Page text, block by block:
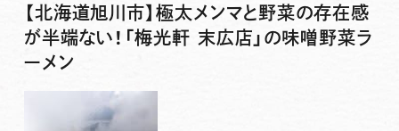
【北海道旭川市】極太メンマと野菜の存在感
が半端ない！「梅光軒 末広店」の味噌野菜ラ
ーメン